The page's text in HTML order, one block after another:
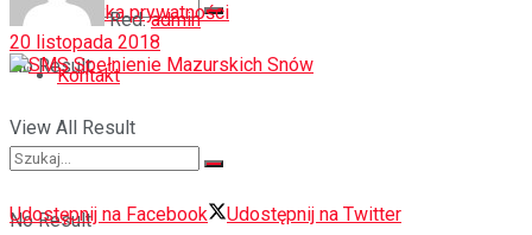
No Result
View All Result
Polityka prywatności
Kontakt
No Result
Red. admin
20 listopada 2018
Udostępnij na Facebook
Udostępnij na Twitter